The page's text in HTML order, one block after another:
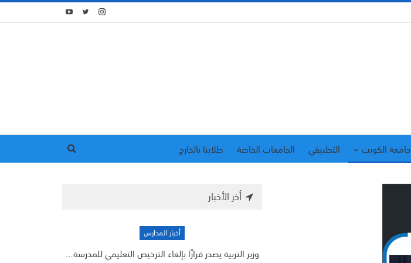
جامعة الكويت التطبيقي الجامعات الخاصة
طلابنا بالخارج
أخر الأخبار
أخبار المدارس
وزير التربية يصدر قرارًا بإلغاء الترخيص التعليمي للمدرسة…